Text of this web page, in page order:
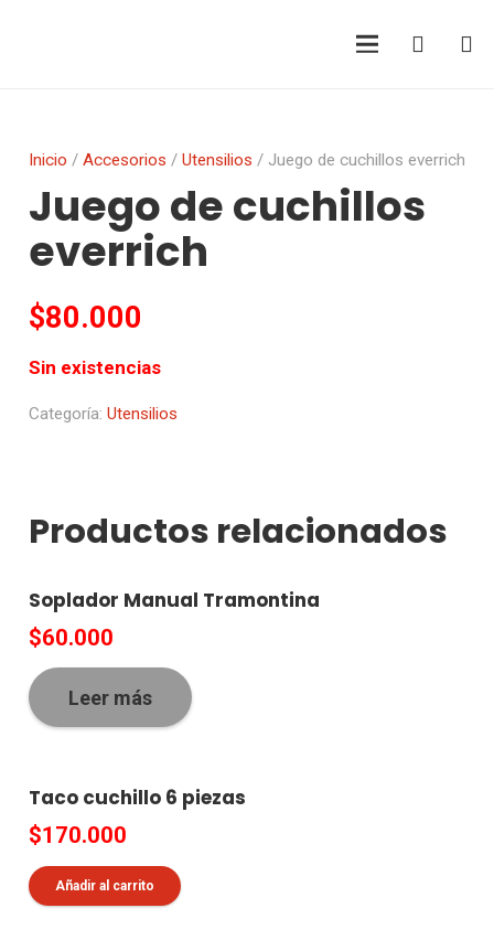
Inicio / Accesorios / Utensilios / Juego de cuchillos everrich
Juego de cuchillos
everrich
$80.000
Sin existencias
Categoría: Utensilios
Productos relacionados
Soplador Manual Tramontina
$60.000
Leer más
Taco cuchillo 6 piezas
$170.000
Añadir al carrito